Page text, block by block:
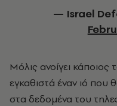
— Israel
Μόλις ανοίγει
εγκαθιστά έναν ιό που
στα δεδομένα του